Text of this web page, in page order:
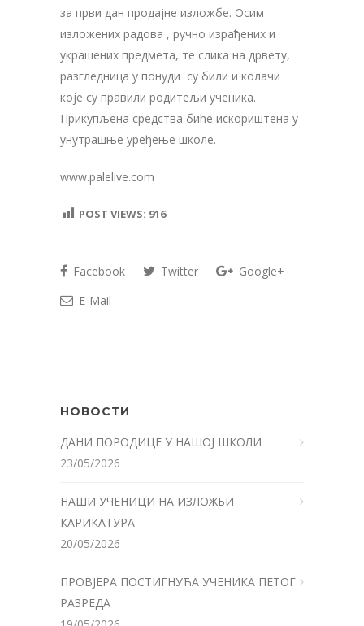
за први дан продајне изложбе. Осим
изложених радова , ручно израђених и
украшених предмета, те слика на дрвету,
разгледница у понуди су били и колачи
које су правили родитељи ученика.
Прикупљена средства биће искориштена у
унутрашње уређење школе.
www.palelive.com
POST VIEWS: 916
Facebook Twitter
Google+
E-Mail
НОВОСТИ
ДАНИ ПОРОДИЦЕ У НАШОЈ ШКОЛИ
23/05/2026
НАШИ УЧЕНИЦИ НА ИЗЛОЖБИ
КАРИКАТУРА
20/05/2026
ПРОВЈЕРА ПОСТИГНУЋА УЧЕНИКА ПЕТОГ
РАЗРЕДА